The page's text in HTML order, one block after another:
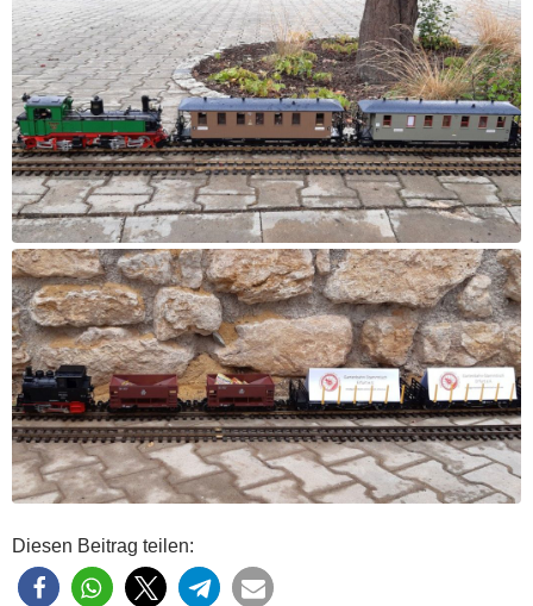
Diesen Beitrag teilen: